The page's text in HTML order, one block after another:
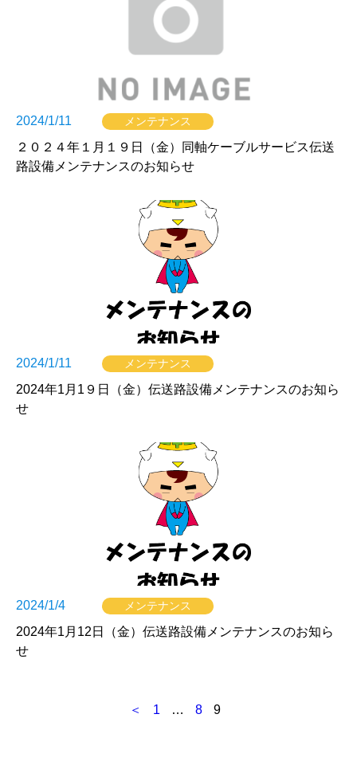
2024/1/11 メンテナンス
２０２４年１月１９日（金）同軸ケーブルサービス伝送
路設備メンテナンスのお知らせ
2024/1/11 メンテナンス
2024年1月1９日（金）伝送路設備メンテナンスのお知ら
せ
2024/1/4 メンテナンス
2024年1月12日（金）伝送路設備メンテナンスのお知ら
せ
＜ 1 … 8 9